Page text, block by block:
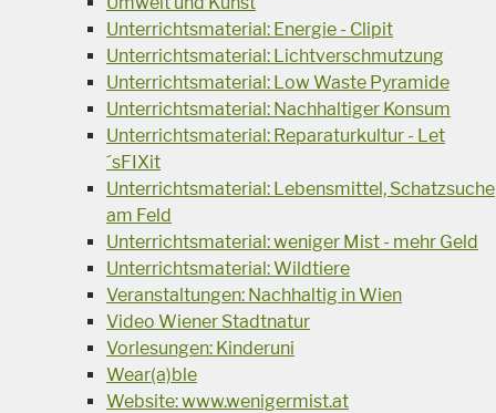
Unterrichtsmaterial: Energie - Clipit
Unterrichtsmaterial: Lichtverschmutzung
Unterrichtsmaterial: Low Waste Pyramide
Unterrichtsmaterial: Nachhaltiger Konsum
Unterrichtsmaterial: Reparaturkultur - Let
´sFIXit
Unterrichtsmaterial: Lebensmittel, Schatzsuche
am Feld
Unterrichtsmaterial: weniger Mist - mehr Geld
Unterrichtsmaterial: Wildtiere
Veranstaltungen: Nachhaltig in Wien
Video Wiener Stadtnatur
Vorlesungen: Kinderuni
Wear(a)ble
Website: www.wenigermist.at